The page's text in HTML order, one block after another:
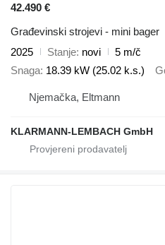
42.490 €
Građevinski strojevi - mini bager
2025
Stanje novi
5 m/č
Snaga 18.39 kW (25.02 k.s.)
Njemačka, Eltmann
KLARMANN-LEMBACH GmbH